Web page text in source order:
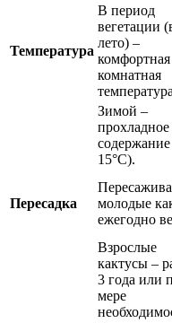
Температура
В период
вегетации
лето) –
комфортная
комнатная
Зимой –
прохладное
15°C).
Пересадка
молодые
ежегодно
Взрослые
кактусы –
3 года или
мере